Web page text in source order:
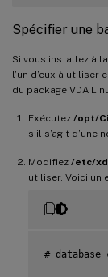
Spécifier une
Si vous installez à
l’un d’eux à utiliser
du package VDA
Exécutez /opt/
s’il s’agit d’une
Modifiez /etc/
utiliser. Voici un
#